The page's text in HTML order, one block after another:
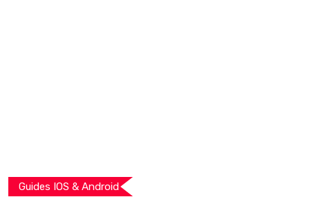
Guides IOS & Android